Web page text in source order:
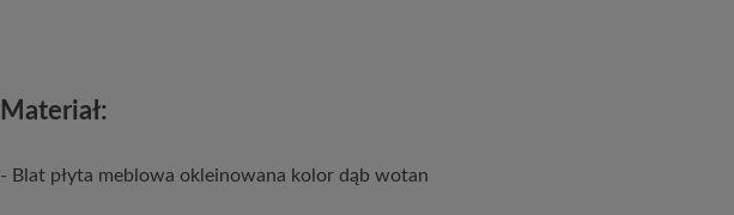
Materiał:
- Blat płyta meblowa okleinowana kolor dąb wotan